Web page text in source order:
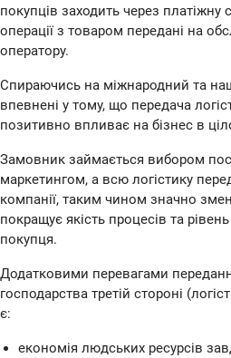
покупців заходить через платіжну
операції з товаром передані на
оператору.
Спираючись на міжнародний та
впевнені у тому, що передача
позитивно впливає на бізнес в
Замовник займається вибором
маркетингом, а всю логістику
компанії, таким чином значно
покращує якість процесів та
покупця.
Додатковими перевагами
господарства третій стороні
є:
економія людських ресурсів